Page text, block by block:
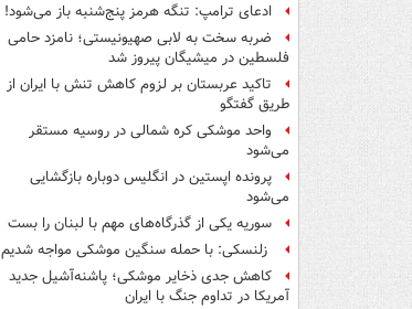
ادعای ترامپ: تنگه هرمز پنج‌شنبه باز می‌شود!
ضربه سخت به لابی صهیونیستی؛ نامزد حامی
فلسطین در میشیگان پیروز شد
تاکید عربستان بر لزوم کاهش تنش با ایران از
طریق گفتگو
واحد موشکی کره شمالی در روسیه مستقر
می‌شود
پرونده اپستین در انگلیس دوباره بازگشایی
می‌شود
سوریه یکی از گذرگاه‌های مهم با لبنان را بست
زلنسکی: با حمله سنگین موشکی مواجه شدیم
کاهش جدی ذخایر موشکی؛ پاشنه‌آشیل جدید
آمریکا در تداوم جنگ با ایران